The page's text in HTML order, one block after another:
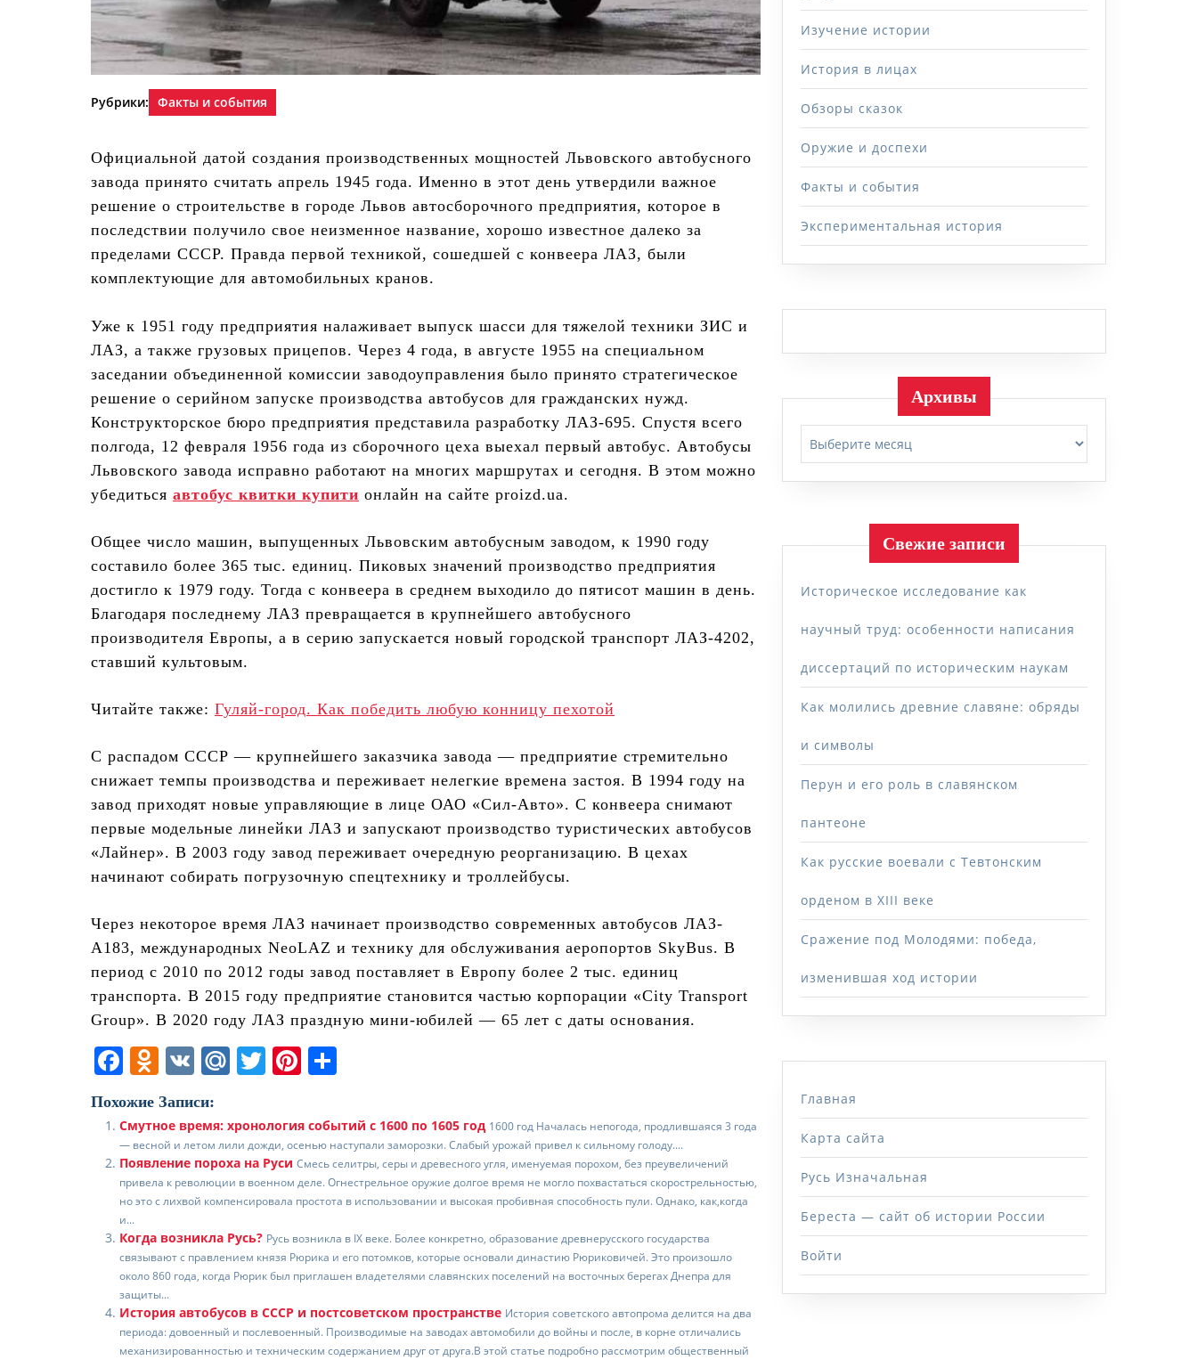
Рубрики: Факты и события
Официальной датой создания производственных мощностей Львовского автобусного
завода принято считать апрель 1945 года. Именно в этот день утвердили важное
решение о строительстве в городе Львов автосборочного предприятия, которое в
последствии получило свое неизменное название, хорошо известное далеко за
пределами СССР. Правда первой техникой, сошедшей с конвеера ЛАЗ, были
комплектующие для автомобильных кранов.
Уже к 1951 году предприятия налаживает выпуск шасси для тяжелой техники ЗИС и
ЛАЗ, а также грузовых прицепов. Через 4 года, в августе 1955 на специальном
заседании объединенной комиссии заводоуправления было принято стратегическое
решение о серийном запуске производства автобусов для гражданских нужд.
Конструкторское бюро предприятия представила разработку ЛАЗ-695. Спустя всего
полгода, 12 февраля 1956 года из сборочного цеха выехал первый автобус. Автобусы
Львовского завода исправно работают на многих маршрутах и сегодня. В этом можно
убедиться автобус квитки купити онлайн на сайте proizd.ua.
Общее число машин, выпущенных Львовским автобусным заводом, к 1990 году
составило более 365 тыс. единиц. Пиковых значений производство предприятия
достигло к 1979 году. Тогда с конвеера в среднем выходило до пятисот машин в день.
Благодаря последнему ЛАЗ превращается в крупнейшего автобусного
производителя Европы, а в серию запускается новый городской транспорт ЛАЗ-4202,
ставший культовым.
Читайте также: Гуляй-город. Как победить любую конницу пехотой
С распадом СССР — крупнейшего заказчика завода — предприятие стремительно
снижает темпы производства и переживает нелегкие времена застоя. В 1994 году на
завод приходят новые управляющие в лице ОАО «Сил-Авто». С конвеера снимают
первые модельные линейки ЛАЗ и запускают производство туристических автобусов
«Лайнер». В 2003 году завод переживает очередную реорганизацию. В цехах
начинают собирать погрузочную спецтехнику и троллейбусы.
Через некоторое время ЛАЗ начинает производство современных автобусов ЛАЗ-
А183, международных NeoLAZ и технику для обслуживания аеропортов SkyBus. В
период с 2010 по 2012 годы завод поставляет в Европу более 2 тыс. единиц
транспорта. В 2015 году предприятие становится частью корпорации «City Transport
Group». В 2020 году ЛАЗ праздную мини-юбилей — 65 лет с даты основания.
F
c
e
b
o
o
k
O
d
n
o
kl
a
ss
ni
ki
V M
l.
R
u
T
itt
er
Pi
er
e
st
п
р
а
в
и
т
ь
Похожие Записи:
Смутное время: хронология событий с 1600 по 1605 год 1600 год Началась непогода, продлившаяся 3 года
— весной и летом лили дожди, осенью наступали заморозки. Слабый урожай привел к сильному голоду....
Появление пороха на Руси Смесь селитры, серы и древесного угля, именуемая порохом, без преувеличений
привела к революции в военном деле. Огнестрельное оружие долгое время не могло похвастаться скорострельностью,
но это с лихвой компенсировала простота в использовании и высокая пробивная способность пули. Однако, как,когда
и...
Когда возникла Русь? Русь возникла в IX веке. Более конкретно, образование древнерусского государства
связывают с правлением князя Рюрика и его потомков, которые основали династию Рюриковичей. Это произошло
около 860 года, когда Рюрик был приглашен владетелями славянских поселений на восточных берегах Днепра для
защиты...
История автобусов в СССР и постсоветском пространстве История советского автопрома делится на два
периода: довоенный и послевоенный. Производимые на заводах автомобили до войны и после, в корне отличались
механизированностью и техническим содержанием друг от друга.В этой статье подробно рассмотрим общественный
Изучение истории
История в лицах
Обзоры сказок
Оружие и доспехи
Факты и события
Экспериментальная история
Архивы
Свежие записи
Историческое исследование как
научный труд: особенности написания
диссертаций по историческим наукам
Как молились древние славяне: обряды
и символы
Перун и его роль в славянском
пантеоне
Как русские воевали с Тевтонским
орденом в XIII веке
Сражение под Молодями: победа,
изменившая ход истории
Главная
Карта сайта
Русь Изначальная
Береста — сайт об истории России
Войти